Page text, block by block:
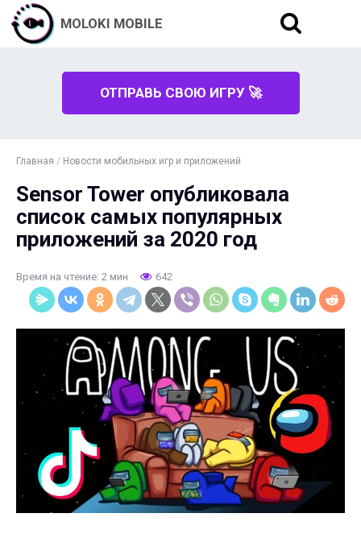
MOLOKI MOBILE
ОТПРАВЬ СВОЮ ИГРУ 🚀
Главная / Новости мобильных игр и приложений
Sensor Tower опубликовала
список самых популярных
приложений за 2020 год
Время на чтение: 2 мин 642